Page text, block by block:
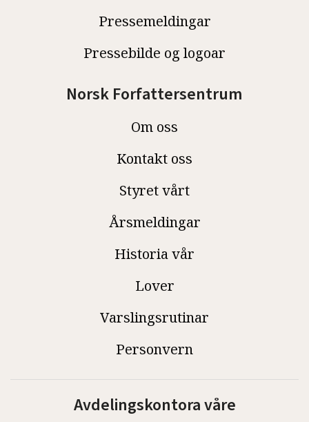
Pressemeldingar
Pressebilde og logoar
Norsk Forfattersentrum
Om oss
Kontakt oss
Styret vårt
Årsmeldingar
Historia vår
Lover
Varslingsrutinar
Personvern
Avdelingskontora våre